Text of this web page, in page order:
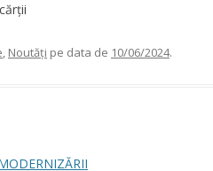
, Noutăți pe data de 10/06/2024.